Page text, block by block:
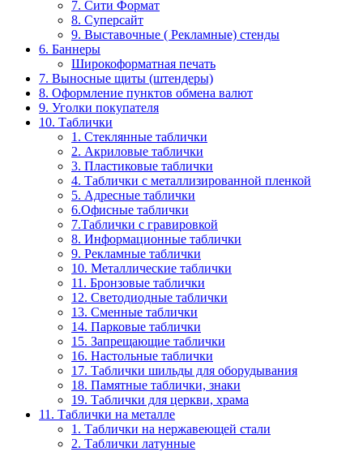
7. Сити Формат
8. Суперсайт
9. Выставочные ( Рекламные) стенды
6. Баннеры
Широкоформатная печать
7. Выносные щиты (штендеры)
8. Оформление пунктов обмена валют
9. Уголки покупателя
10. Таблички
1. Стеклянные таблички
2. Акриловые таблички
3. Пластиковые таблички
4. Таблички с металлизированной пленкой
5. Адресные таблички
6.Офисные таблички
7.Таблички с гравировкой
8. Информационные таблички
9. Рекламные таблички
10. Металлические таблички
11. Бронзовые таблички
12. Светодиодные таблички
13. Сменные таблички
14. Парковые таблички
15. Запрещающие таблички
16. Настольные таблички
17. Таблички шильды для оборудывания
18. Памятные таблички, знаки
19. Таблички для церкви, храма
11. Таблички на металле
1. Таблички на нержавеющей стали
2. Таблички латунные